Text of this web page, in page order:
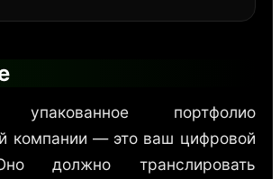
упакованное портфолио
компании — это ваш цифровой
должно транслировать